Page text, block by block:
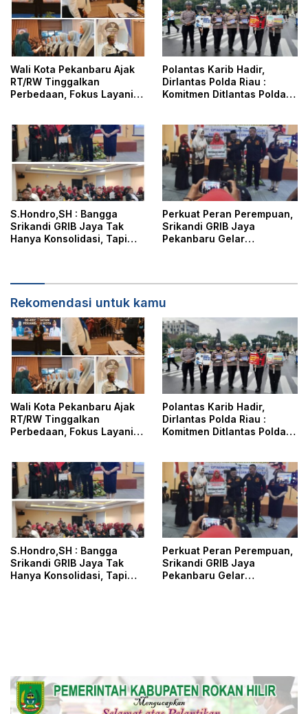
Wali Kota Pekanbaru Ajak
RT/RW Tinggalkan
Perbedaan, Fokus Layani
Polantas Karib Hadir,
Dirlantas Polda Riau :
Komitmen Ditlantas Polda
dan Edukasi Kepada
Masyarakat
S.Hondro,SH : Bangga
Srikandi GRIB Jaya Tak
Hanya Konsolidasi, Tapi
Perkuat Peran Perempuan,
Srikandi GRIB Jaya
Pekanbaru Gelar
Rekomendasi untuk kamu
Wali Kota Pekanbaru Ajak
RT/RW Tinggalkan
Perbedaan, Fokus Layani
Polantas Karib Hadir,
Dirlantas Polda Riau :
Komitmen Ditlantas Polda
dan Edukasi Kepada
Masyarakat
S.Hondro,SH : Bangga
Srikandi GRIB Jaya Tak
Hanya Konsolidasi, Tapi
Perkuat Peran Perempuan,
Srikandi GRIB Jaya
Pekanbaru Gelar